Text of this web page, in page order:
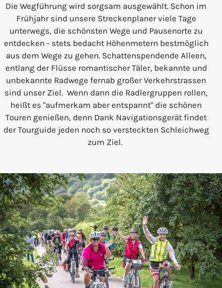
Die Wegführung wird sorgsam ausgewählt. Schon im
Frühjahr sind unsere Streckenplaner viele Tage
unterwegs, die schönsten Wege und Pausenorte zu
entdecken - stets bedacht Höhenmetern bestmöglich
aus dem Wege zu gehen. Schattenspendende Alleen,
entlang der Flüsse romantischer Täler, bekannte und
unbekannte Radwege fernab großer Verkehrstrassen
sind unser Ziel. Wenn dann die Radlergruppen rollen,
heißt es "aufmerkam aber entspannt" die schönen
Touren genießen, denn Dank Navigationsgerät findet
der Tourguide jeden noch so versteckten Schleichweg
zum Ziel.